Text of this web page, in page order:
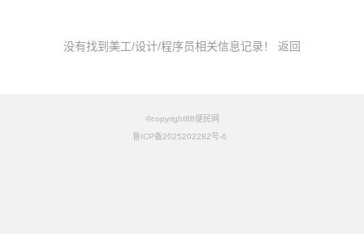
没有找到美工/设计/程序员相关信息记录！ 返回
©copyright88便民网
鲁ICP备2025202282号-6